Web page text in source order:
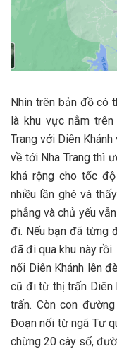
Nhìn trên bản đồ có
là khu vực nằm
Trang với Diên
về tới Nha Trang thì
khá rộng cho tốc
nhiều lần ghé và
phẳng và chủ yếu
đi. Nếu bạn đã từng
đã đi qua khu này
nối Diên Khánh lên
cũ đi từ thị trấn Diên
trấn. Còn con
Đoạn nối từ ngã Tư
chừng 20 cây số,